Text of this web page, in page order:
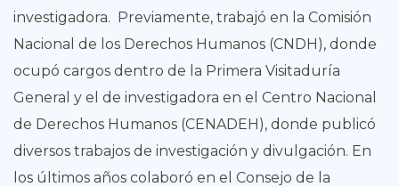
investigadora. Previamente, trabajó en la Comisión
Nacional de los Derechos Humanos (CNDH), donde
ocupó cargos dentro de la Primera Visitaduría
General y el de investigadora en el Centro Nacional
de Derechos Humanos (CENADEH), donde publicó
diversos trabajos de investigación y divulgación. En
los últimos años colaboró en el Consejo de la